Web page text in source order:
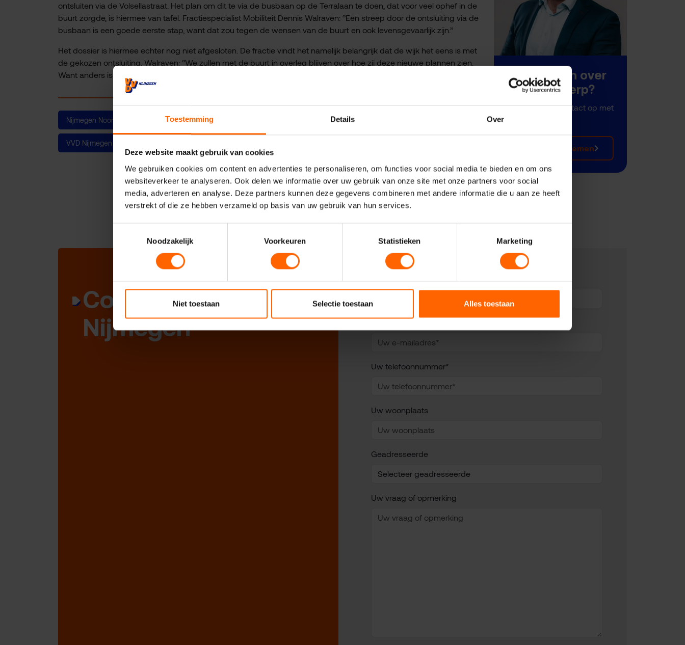
Toestemming Details Over
Deze website maakt gebruik van cookies
We gebruiken cookies om content en advertenties te personaliseren, om functies voor social media te bieden en om ons
websiteverkeer te analyseren. Ook delen we informatie over uw gebruik van onze site met onze partners voor social
media, adverteren en analyse. Deze partners kunnen deze gegevens combineren met andere informatie die u aan ze heeft
verstrekt of die ze hebben verzameld op basis van uw gebruik van hun services.
Noodzakelijk
Voorkeuren Statistieken Marketing
Niet toestaan Selectie toestaan Alles toestaan
ontsluiten via de Volsellastraat. Het plan om dit te via de busbaan op de Terralaan te doen, dat voor veel ophef in de
buurt zorgde, is hiermee van tafel. Fractiespecialist Mobiliteit Dennis Walraven: ‘’Een streep door de ontsluiting via de
busbaan is een goede eerste stap, want dat zou tegen de wensen van de buurt en ook levensgevaarlijk zijn.’’
Het dossier is hiermee echter nog niet afgesloten. De fractie vindt het namelijk belangrijk dat de wijk het eens is met
de gekozen ontsluiting. Walraven: ‘’We zullen met de buurt in overleg blijven over hoe zij deze nieuwe plannen zien.
Want anders is het wat ons betreft: aangenomen motie is aangenomen motie. Wordt vervolgd dus!’’
Nijmegen Noord Nijmeegse wijken Bereikbaarheid & parkeren
VVD Nijmegen
Meer weten over
dit onderwerp?
Neem dan nu contact op met
Contact opnemen
Contact met VVD
Nijmegen
Uw naam*
Uw telefoonnummer*
Uw woonplaats
Geadresseerde
Uw vraag of opmerking